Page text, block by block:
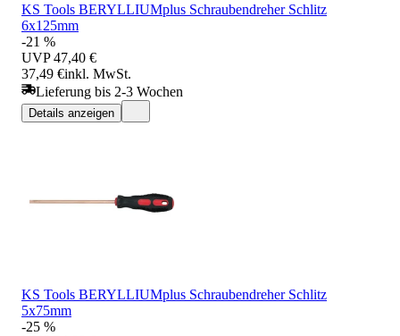
KS Tools BERYLLIUMplus Schraubendreher Schlitz
6x125mm
-21 %
UVP 47,40 €
37,49 €inkl. MwSt.
Lieferung bis 2-3 Wochen
Details anzeigen
KS Tools BERYLLIUMplus Schraubendreher Schlitz
5x75mm
-25 %